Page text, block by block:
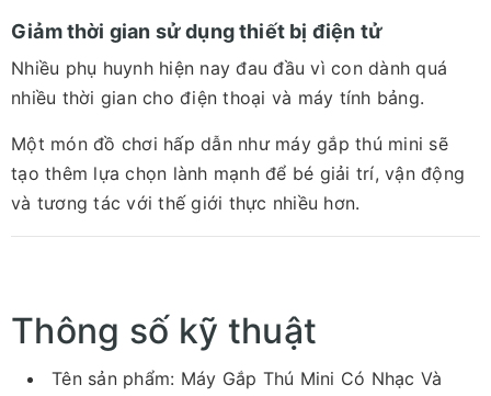
Giảm thời gian sử dụng thiết bị điện tử
Nhiều phụ huynh hiện nay đau đầu vì con dành quá
nhiều thời gian cho điện thoại và máy tính bảng.
Một món đồ chơi hấp dẫn như máy gắp thú mini sẽ
tạo thêm lựa chọn lành mạnh để bé giải trí, vận động
và tương tác với thế giới thực nhiều hơn.
Thông số kỹ thuật
Tên sản phẩm: Máy Gắp Thú Mini Có Nhạc Và